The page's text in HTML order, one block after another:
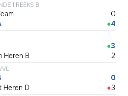
1 REEKS B
●
0
4
Heren B
●3
2
Heren D
●
0
3